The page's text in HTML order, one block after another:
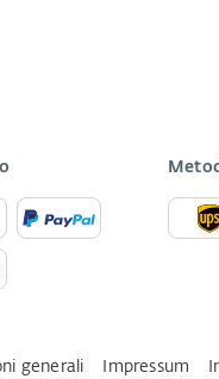
generali Impressum